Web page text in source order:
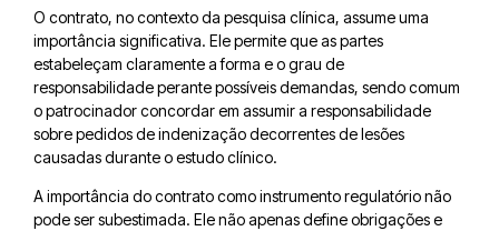
O contrato, no contexto da pesquisa clínica, assume uma
importância significativa. Ele permite que as partes
estabeleçam claramente a forma e o grau de
responsabilidade perante possíveis demandas, sendo comum
o patrocinador concordar em assumir a responsabilidade
sobre pedidos de indenização decorrentes de lesões
causadas durante o estudo clínico.
A importância do contrato como instrumento regulatório não
pode ser subestimada. Ele não apenas define obrigações e